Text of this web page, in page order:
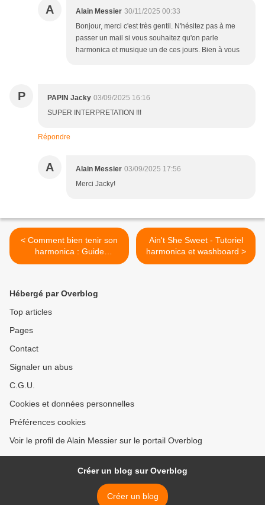
A Alain Messier 30/11/2025 00:33
Bonjour, merci c'est très gentil. N'hésitez pas à me
passer un mail si vous souhaitez qu'on parle
harmonica et musique un de ces jours. Bien à vous
P PAPIN Jacky 03/09/2025 16:16
SUPER INTERPRETATION !!!
Répondre
A Alain Messier 03/09/2025 17:56
Merci Jacky!
< Comment bien tenir son
harmonica : Guide
technique essentiel
Ain't She Sweet - Tutoriel
harmonica et washboard >
Hébergé par Overblog
Top articles
Pages
Contact
Signaler un abus
C.G.U.
Cookies et données personnelles
Préférences cookies
Voir le profil de Alain Messier sur le portail Overblog
Créer un blog sur Overblog
Créer un blog